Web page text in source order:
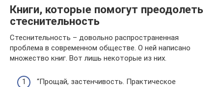
Книги, которые помогут преодолеть
стеснительность
Стеснительность – довольно распространенная
проблема в современном обществе. О ней написано
множество книг. Вот лишь некоторые из них.
“Прощай, застенчивость. Практическое